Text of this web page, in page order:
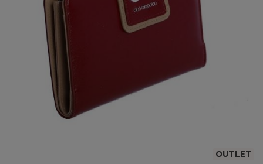
OUTLET